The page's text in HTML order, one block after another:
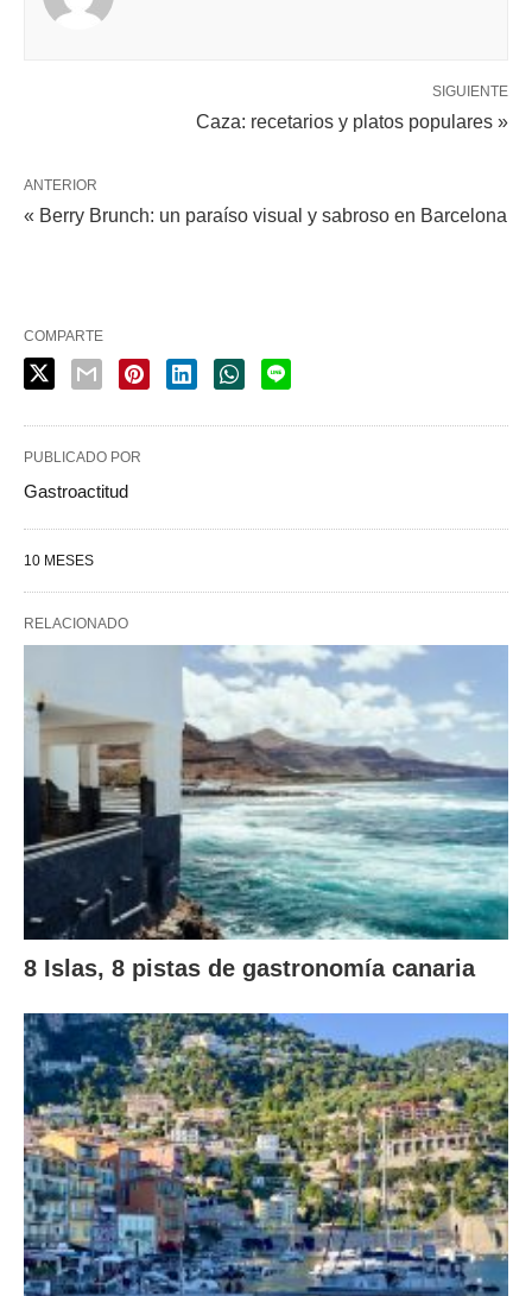
SIGUIENTE
Caza: recetarios y platos populares »
ANTERIOR
« Berry Brunch: un paraíso visual y sabroso en Barcelona
COMPARTE
PUBLICADO POR
Gastroactitud
10 MESES
RELACIONADO
8 Islas, 8 pistas de gastronomía canaria